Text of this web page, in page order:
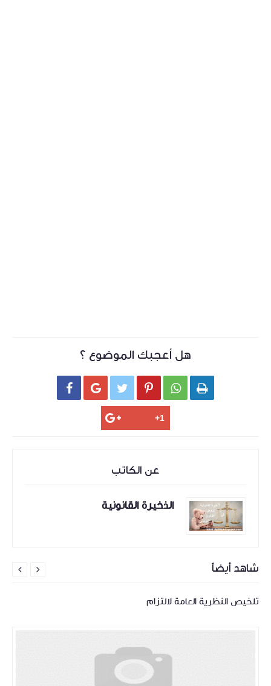
هل أعجبك الموضوع ؟
     
عن الكاتب
الذخيرة القانونية
شاهد أيضاً
تلخيص النظرية العامة لالتزام

